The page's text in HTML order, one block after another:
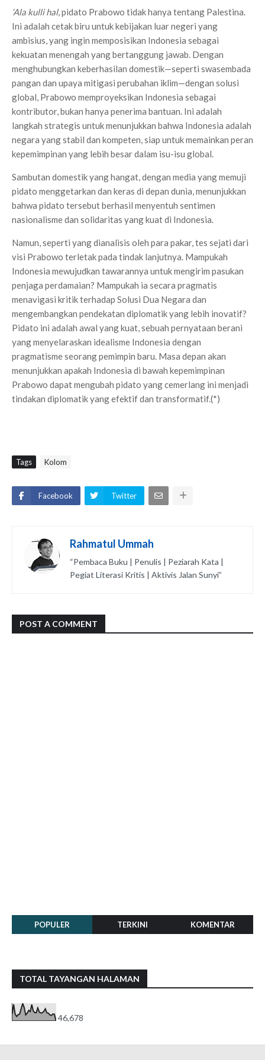
‘Ala kulli hal, pidato Prabowo tidak hanya tentang Palestina.
Ini adalah cetak biru untuk kebijakan luar negeri yang
ambisius, yang ingin memposisikan Indonesia sebagai
kekuatan menengah yang bertanggung jawab. Dengan
menghubungkan keberhasilan domestik—seperti swasembada
pangan dan upaya mitigasi perubahan iklim—dengan solusi
global, Prabowo memproyeksikan Indonesia sebagai
kontributor, bukan hanya penerima bantuan. Ini adalah
langkah strategis untuk menunjukkan bahwa Indonesia adalah
negara yang stabil dan kompeten, siap untuk memainkan peran
kepemimpinan yang lebih besar dalam isu-isu global.
Sambutan domestik yang hangat, dengan media yang memuji
pidato menggetarkan dan keras di depan dunia, menunjukkan
bahwa pidato tersebut berhasil menyentuh sentimen
nasionalisme dan solidaritas yang kuat di Indonesia.
Namun, seperti yang dianalisis oleh para pakar, tes sejati dari
visi Prabowo terletak pada tindak lanjutnya. Mampukah
Indonesia mewujudkan tawarannya untuk mengirim pasukan
penjaga perdamaian? Mampukah ia secara pragmatis
menavigasi kritik terhadap Solusi Dua Negara dan
mengembangkan pendekatan diplomatik yang lebih inovatif?
Pidato ini adalah awal yang kuat, sebuah pernyataan berani
yang menyelaraskan idealisme Indonesia dengan
pragmatisme seorang pemimpin baru. Masa depan akan
menunjukkan apakah Indonesia di bawah kepemimpinan
Prabowo dapat mengubah pidato yang cemerlang ini menjadi
tindakan diplomatik yang efektif dan transformatif.(*)
Tags Kolom
Facebook Twitter
Rahmatul Ummah
“Pembaca Buku | Penulis | Peziarah Kata |
Pegiat Literasi Kritis | Aktivis Jalan Sunyi”
POST A COMMENT
POPULER TERKINI KOMENTAR
TOTAL TAYANGAN HALAMAN
46,678